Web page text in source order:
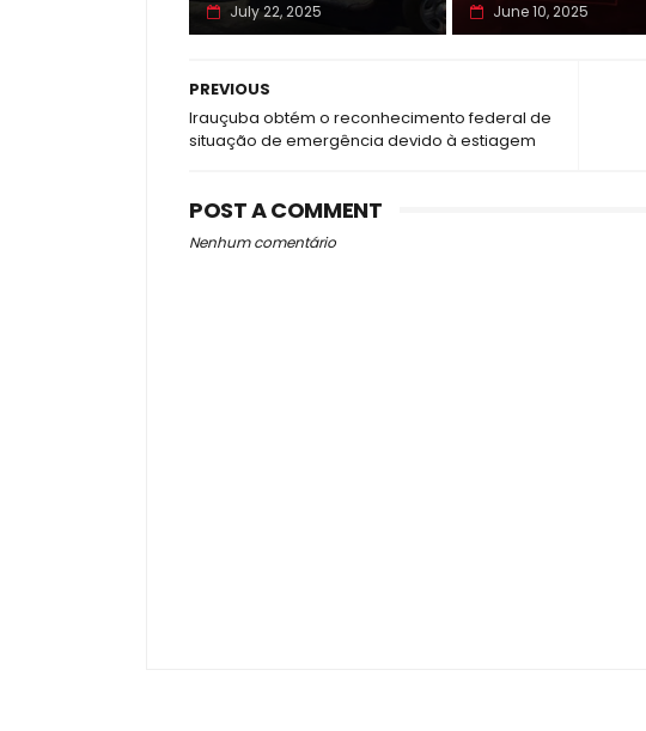
July 22, 2025 June 10, 2025
PREVIOUS
Irauçuba obtém o reconhecimento federal de
situação de emergência devido à estiagem
POST A COMMENT
Nenhum comentário